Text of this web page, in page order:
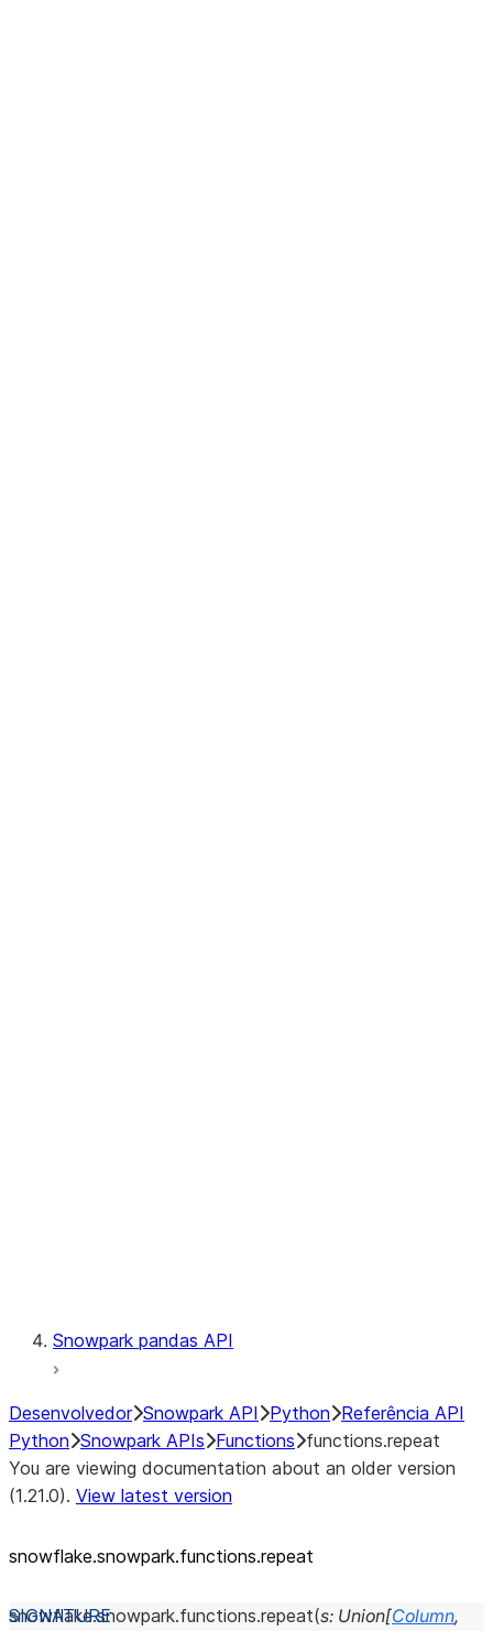
Snowpark pandas API
Desenvolvedor Snowpark API Python Referência API
Python Snowpark APIs Functions functions.repeat
You are viewing documentation about an older version
(1.21.0). View latest version
snowflake.snowpark.functions.repeat
snowflake.snowpark.functions.repeat(s: Union[Column,